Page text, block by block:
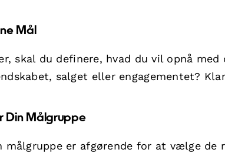
Mål
skal du definere, hvad du vil opnå
salget eller engagementet?
Din Målgruppe
målgruppe er afgørende for at vælge de